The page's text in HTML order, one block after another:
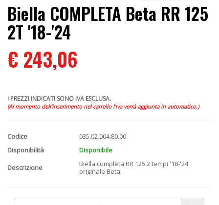
Biella COMPLETA Beta RR 125
2T '18-'24
€ 243,06
I PREZZI INDICATI SONO IVA ESCLUSA.
(Al momento dell'inserimento nel carrello l'iva verrà aggiunta in automatico.)
Codice
035.02.004.80.00
Disponibilità
Disponibile
Descrizione
Biella completa RR 125 2 tempi '18-'24
originale Beta.